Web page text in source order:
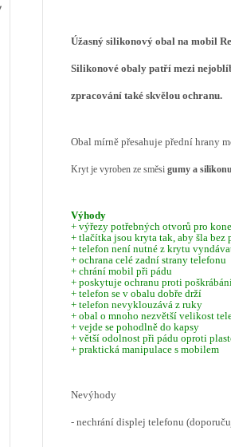
Úžasný silikonový obal na mobil
Silikonové obaly patří mezi
zpracování také skvělou ochranu.
Obal mírně přesahuje přední hrany
Kryt je vyroben ze směsi gumy a
Výhody
+ výřezy potřebných otvorů pro
+ tlačítka jsou kryta tak, aby šla bez
+ telefon není nutné z krytu
+ ochrana celé zadní strany telefonu
+ chrání mobil při pádu
+ poskytuje ochranu proti
+ telefon se v obalu dobře drží
+ telefon nevyklouzává z ruky
+ obal o mnoho nezvětší velikost
+ vejde se pohodlně do kapsy
+ větší odolnost při pádu oproti
+ praktická manipulace s mobilem
Nevýhody
- nechrání displej telefonu